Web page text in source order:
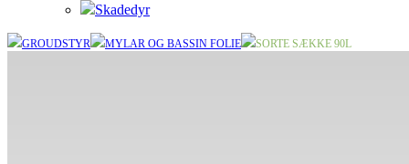
Skadedyr
GROUDSTYR MYLAR OG BASSIN FOLIE SORTE SÆKKE 90L